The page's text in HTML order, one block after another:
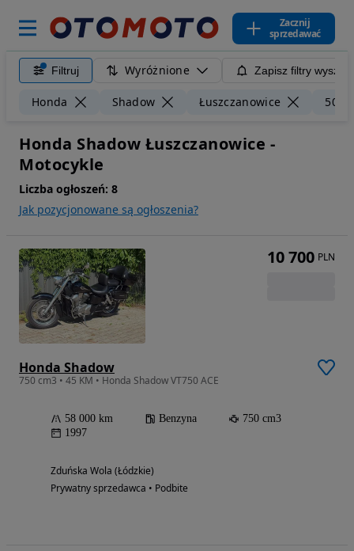
Zacznij
sprzedawać
Filtruj Wyróżnione Zapisz filtry
Honda Shadow Łuszczanowice 50
Honda Shadow Łuszczanowice -
Motocykle
Liczba ogłoszeń: 8
Jak pozycjonowane są ogłoszenia?
Honda Shadow
750 cm3 • 45 KM • Honda Shadow VT750 ACE
58 000 km Benzyna
750 cm3
1997
Zduńska Wola (Łódzkie)
Prywatny sprzedawca • Podbite
10 700 PLN